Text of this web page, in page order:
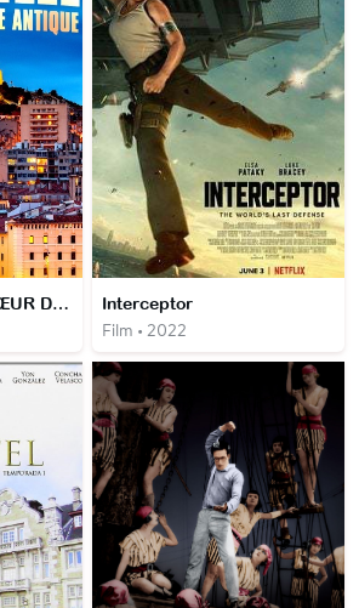
MARSEILLE : AU CŒUR DE LA CITÉ ANTIQUE Interceptor
Film • 2022